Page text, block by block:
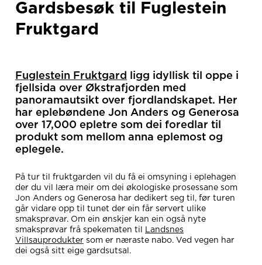
Gardsbesøk til Fuglestein
Fruktgard
Fuglestein Fruktgard
ligg idyllisk til oppe i
fjellsida over Økstrafjorden med
panoramautsikt over fjordlandskapet. Her
har eplebøndene Jon Anders og Generosa
over 17,000 epletre som dei foredlar til
produkt som mellom anna eplemost og
eplegele.
På tur til fruktgarden vil du få ei omsyning i eplehagen
der du vil læra meir om dei økologiske prosessane som
Jon Anders og Generosa har dedikert seg til, før turen
går vidare opp til tunet der ein får servert ulike
smaksprøvar. Om ein ønskjer kan ein også nyte
smaksprøvar frå spekematen til
Landsnes
Villsauprodukter som er næraste nabo. Ved vegen har
dei også sitt eige gardsutsal.